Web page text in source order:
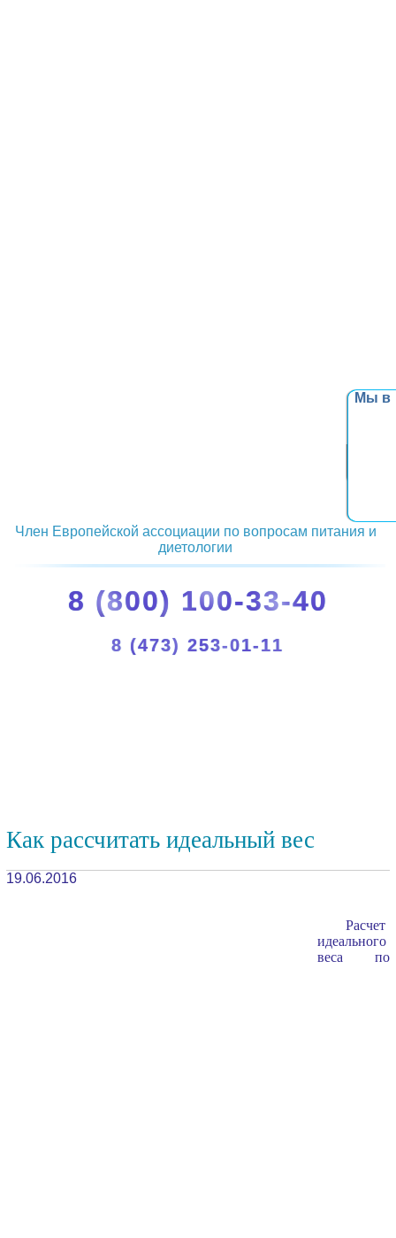
Мы в
Член Европейской ассоциации по вопросам питания и
диетологии
8 (800) 100-33-40
8 (473) 253-01-11
Как рассчитать идеальный вес
19.06.2016
Расчет
идеального
веса по